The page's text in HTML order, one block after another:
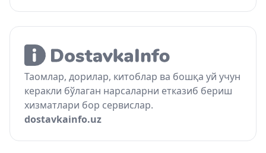
Таомлар, дорилар, китоблар ва бошқа уй учун
керакли бўлаган нарсаларни етказиб бериш
хизматлари бор сервислар.
dostavkainfo.uz